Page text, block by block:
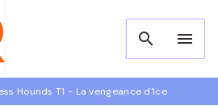
search menu
Hounds T1 - La vengeance d'Ice